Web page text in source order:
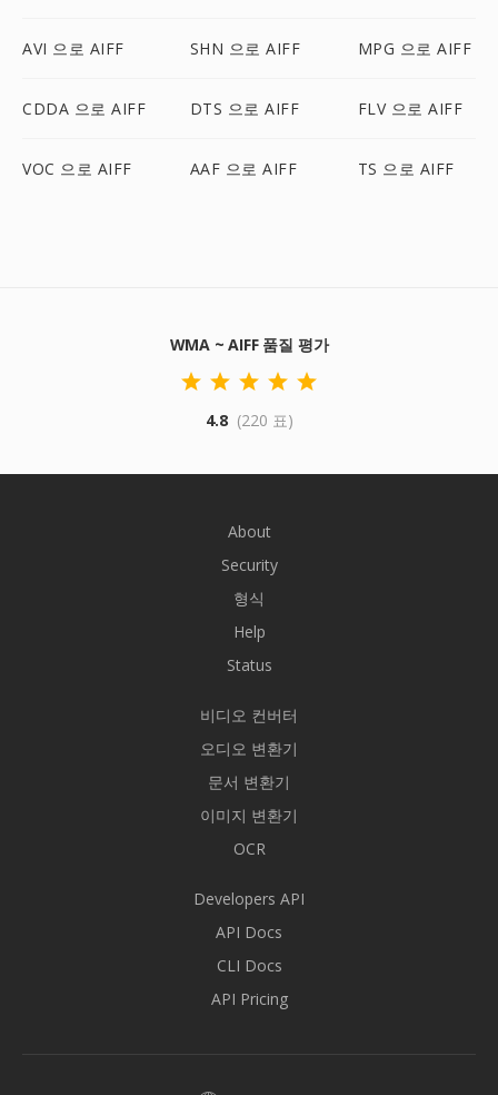
AVI 으로 AIFF SHN 으로 AIFF MPG 으로 AIFF
CDDA 으로 AIFF DTS 으로 AIFF FLV 으로 AIFF
VOC 으로 AIFF AAF 으로 AIFF TS 으로 AIFF
WMA ~ AIFF 품질 평가
4.8 (220 표)
About
Security
형식
Help
Status
비디오 컨버터
오디오 변환기
문서 변환기
이미지 변환기
OCR
Developers API
API Docs
CLI Docs
API Pricing